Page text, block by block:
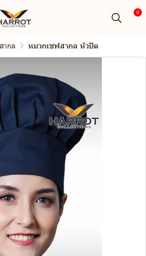
0
ากล หมวกเชฟสากล หัวปิด